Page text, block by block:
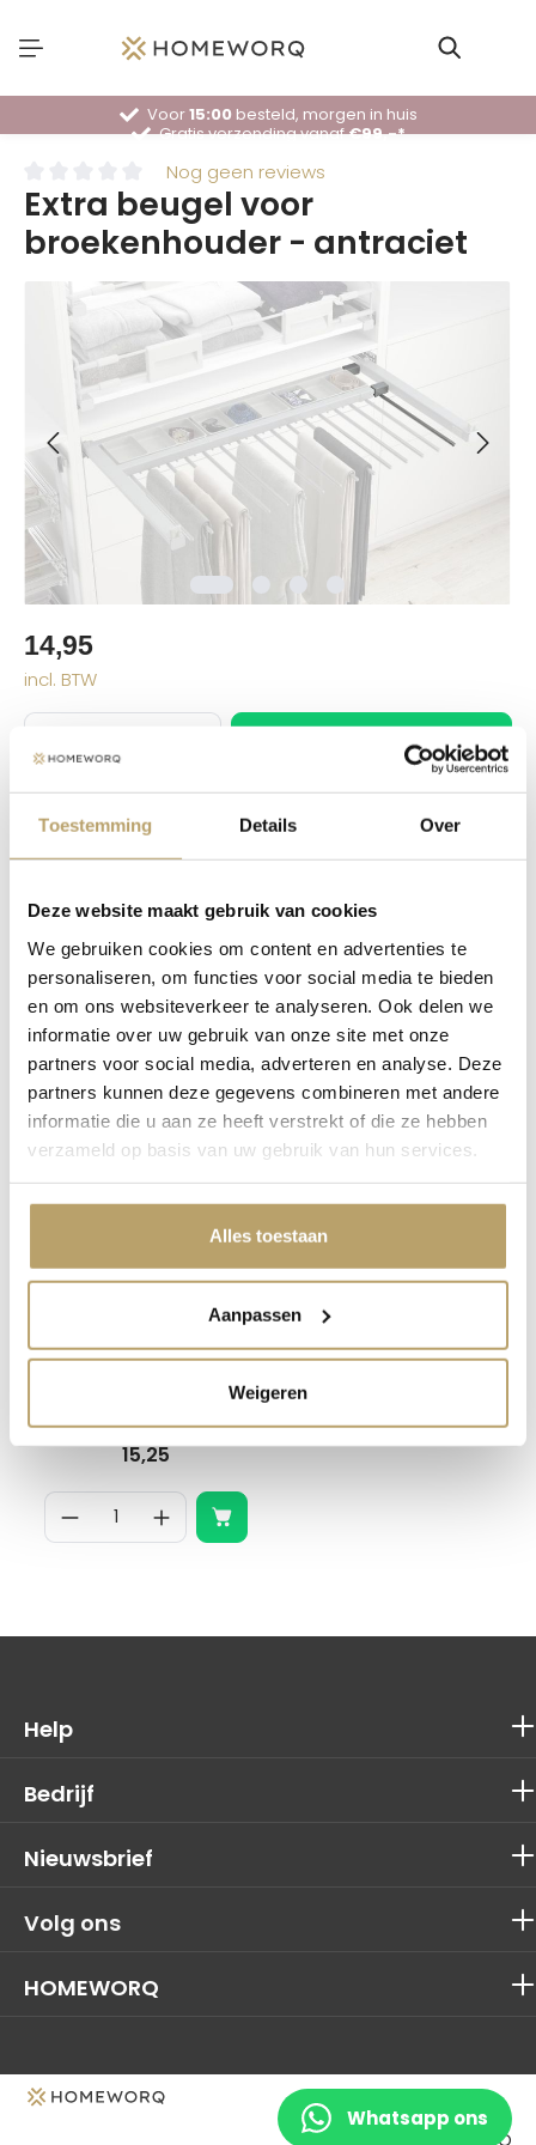
Toestemming Details Over
Deze website maakt gebruik van cookies
We gebruiken cookies om content en advertenties te
personaliseren, om functies voor social media te bieden
en om ons websiteverkeer te analyseren. Ook delen we
informatie over uw gebruik van onze site met onze
partners voor social media, adverteren en analyse. Deze
partners kunnen deze gegevens combineren met andere
informatie die u aan ze heeft verstrekt of die ze hebben
verzameld op basis van uw gebruik van hun services.
Alles toestaan
Aanpassen
Weigeren
Voor15:00besteld, morgen in huis
Gratis verzending vanaf€99,-*
Nog geen reviews
Extra beugel voor
broekenhouder - antraciet
14,95
incl. BTW
In winkelwagen
Beschrijving
Door de verstelbare breedte kan met deze
worden.
Eigenschappen
Reviews
Andere kleuren
broekenhouder -
zilvergrijs
15,25
Volg ons
HOMEWORQ
Nieuwsbrief
Help
Bedrijf
© 2026 HOMEWORQ
Whatsapp ons